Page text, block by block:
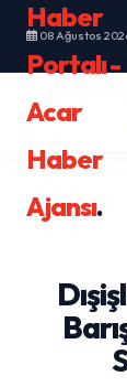
08 Ağustos
Haber
Portalı -
Acar
Haber
Ajansı.